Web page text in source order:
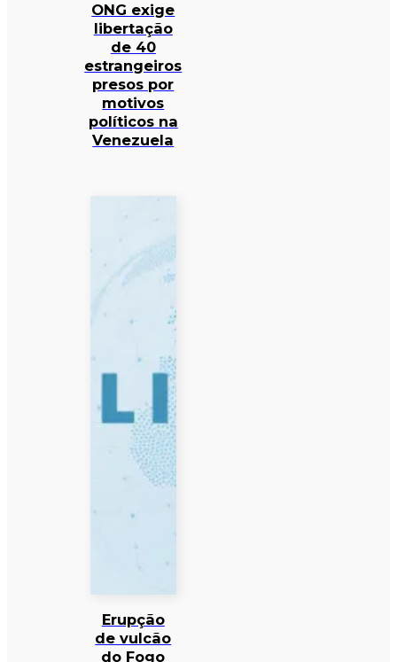
ONG exige
libertação
de 40
estrangeiros
presos por
motivos
políticos na
Venezuela
Erupção
de vulcão
do Fogo